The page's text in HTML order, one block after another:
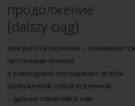
продолжение
[dalszy ciąg]
моя работа окончена – ознаменуется
протяжным громом
и равнодушно поглядывает вглубь
разбуженной собой вселенной
– дальше справляйся сам